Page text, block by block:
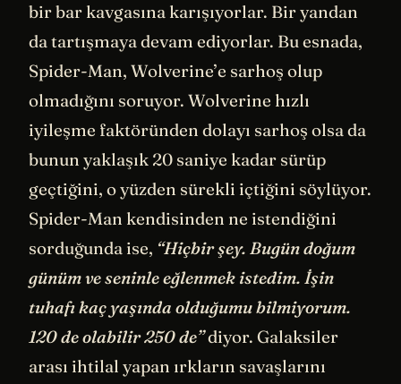
bir bar kavgasına karışıyorlar. Bir yandan
da tartışmaya devam ediyorlar. Bu esnada,
Spider-Man, Wolverine’e sarhoş olup
olmadığını soruyor. Wolverine hızlı
iyileşme faktöründen dolayı sarhoş olsa da
bunun yaklaşık 20 saniye kadar sürüp
geçtiğini, o yüzden sürekli içtiğini söylüyor.
Spider-Man kendisinden ne istendiğini
sorduğunda ise, “Hiçbir şey. Bugün doğum
günüm ve seninle eğlenmek istedim. İşin
tuhafı kaç yaşında olduğumu bilmiyorum.
120 de olabilir 250 de”diyor. Galaksiler
arası ihtilal yapan ırkların savaşlarını